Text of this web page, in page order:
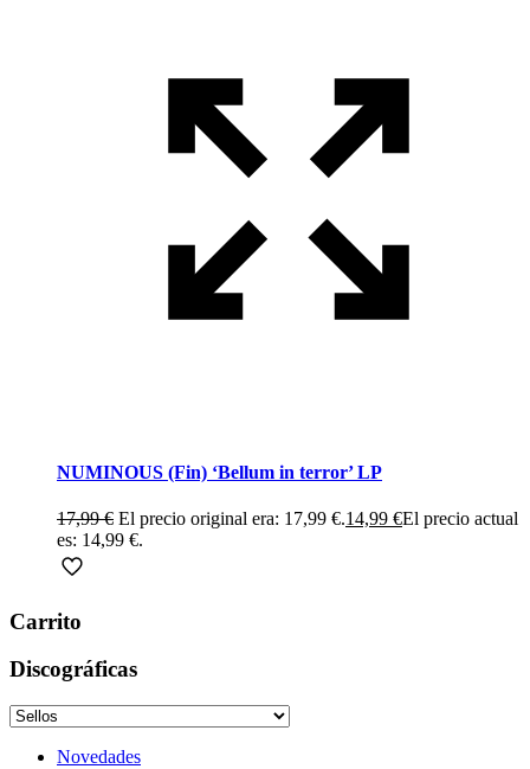
NUMINOUS (Fin) ‘Bellum in terror’ LP
17,99€ El precio original era: 17,99 €.14,99 €El precio actual
es: 14,99 €.
Carrito
Discográficas
Novedades